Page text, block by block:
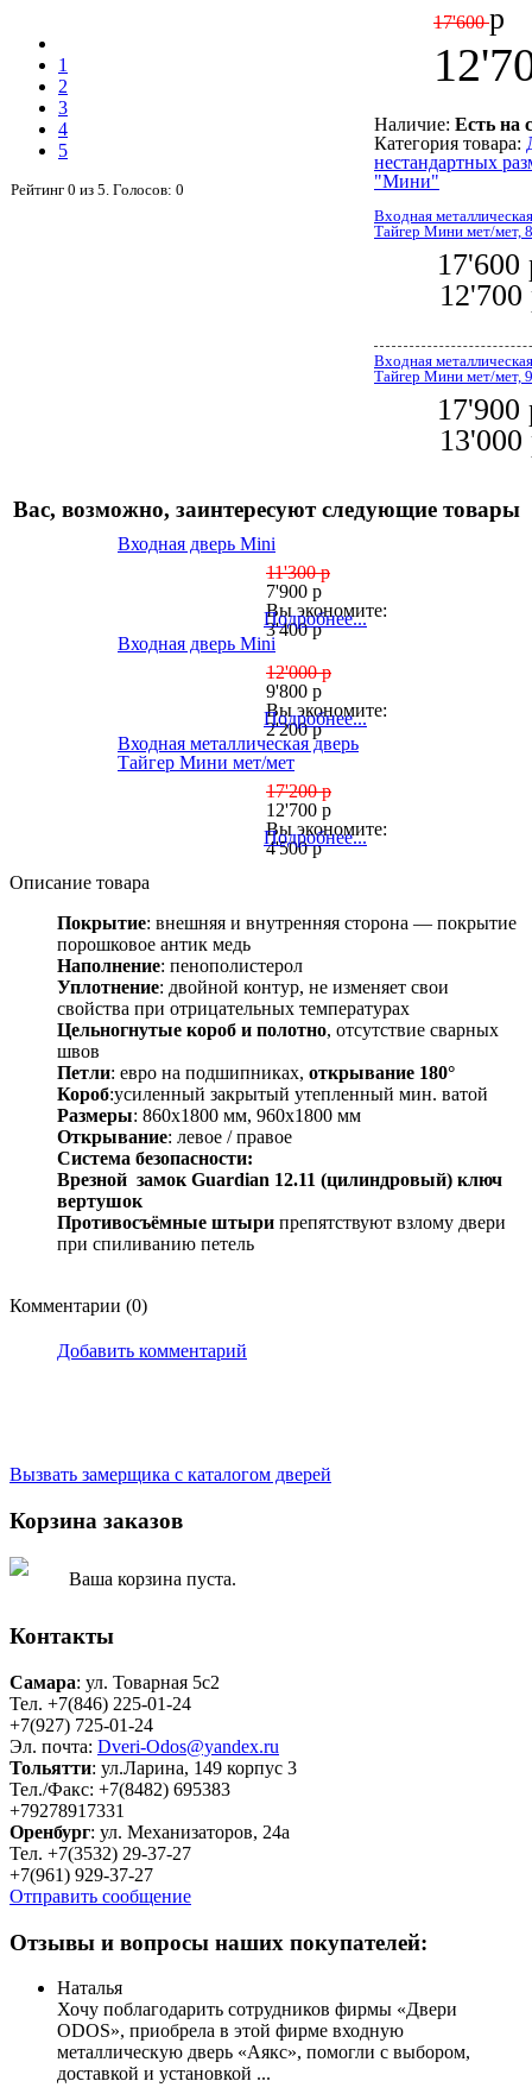
1
2
3
4
5
Рейтинг 0 из 5. Голосов: 0
17'600р
Наличие: Есть на
Категория товара:
нестандартных
"Мини"
Входная
Тайгер Мини мет/мет,
12'700
Входная
Тайгер Мини мет/мет,
13'000
Вас, возможно, заинтересуют следующие товары
Входная дверь Мini
11'300 р
7'900 р
Вы экономите:
3'400 р
Подробнее...
Входная дверь Мini
12'000 р
9'800 р
Вы экономите:
2'200 р
Подробнее...
Входная металлическая дверь
Тайгер Мини мет/мет
17'200 р
12'700 р
Вы экономите:
4'500 р
Подробнее...
Описание товара
Покрытие: внешняя и внутренняя сторона — покрытие
порошковое антик медь
Наполнение: пенополистерол
Уплотнение: двойной контур, не изменяет свои
свойства при отрицательных температурах
Цельногнутые короб и полотно, отсутствие сварных
швов
Петли: евро на подшипниках, открывание 180°
Короб:усиленный закрытый утепленный мин. ватой
Размеры: 860х1800 мм, 960х1800 мм
Открывание: левое / правое
Система безопасности:
Врезной замок Guardian 12.11 (цилиндровый) ключ
вертушок
Противосъёмные штыри препятствуют взлому двери
при спиливанию петель
Комментарии (0)
Добавить комментарий
Вызвать замерщика с каталогом дверей
Корзина заказов
Ваша корзина пуста.
Контакты
Самара: ул. Товарная 5c2
Тел. +7(846) 225-01-24
+7(927) 725-01-24
Эл. почта: Dveri-Odos@yandex.ru
Тольятти: ул.Ларина, 149 корпус 3
Тел./Факс: +7(8482) 695383
+79278917331
Оренбург: ул. Механизаторов, 24а
Тел. +7(3532) 29-37-27
+7(961) 929-37-27
Отправить сообщение
Отзывы и вопросы наших покупателей:
Наталья
Хочу поблагодарить сотрудников фирмы «Двери
ODOS», приобрела в этой фирме входную
металлическую дверь «Аякс», помогли с выбором,
доставкой и установкой ...